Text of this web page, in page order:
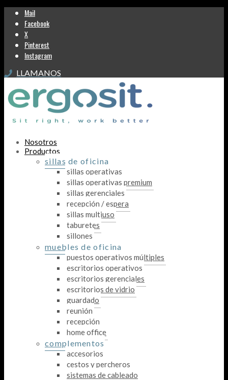
Mail
Facebook
X
Pinterest
Instagram
LLAMANOS
Nosotros
Productos
sillas de oficina
sillas operativas
sillas operativas premium
sillas gerenciales
recepción / espera
sillas multiuso
taburetes
sillones
muebles de oficina
puestos operativos múltiples
escritorios operativos
escritorios gerenciales
escritorios de vidrio
guardado
reunión
recepción
home office
complementos
accesorios
cestos y percheros
sistemas de cableado